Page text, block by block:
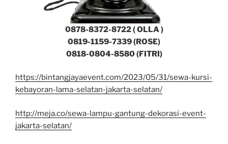
0878-8372-8722 ( OLLA )
0819-1159-7339 (ROSE)
0818-0804-8580 (FITRI)
https://bintangjayaevent.com/2023/05/31/sewa-kursi-
kebayoran-lama-selatan-jakarta-selatan/
http://meja.co/sewa-lampu-gantung-dekorasi-event-
jakarta-selatan/